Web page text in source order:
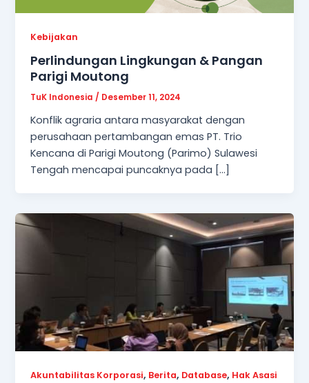
Kebijakan
Perlindungan Lingkungan & Pangan
Parigi Moutong
TuK Indonesia/ Desember 11, 2024
Konflik agraria antara masyarakat dengan
perusahaan pertambangan emas PT. Trio
Kencana di Parigi Moutong (Parimo) Sulawesi
Tengah mencapai puncaknya pada […]
Akuntabilitas Korporasi, Berita, Database, Hak Asasi